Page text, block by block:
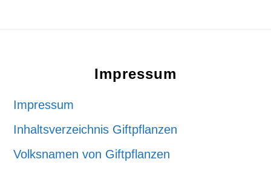
Impressum
Impressum
Inhaltsverzeichnis Giftpflanzen
Volksnamen von Giftpflanzen